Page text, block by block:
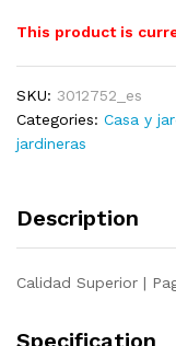
This product is
SKU: 3012752_es
Categories: Casa y
jardineras
Description
Calidad Superior |
Specification